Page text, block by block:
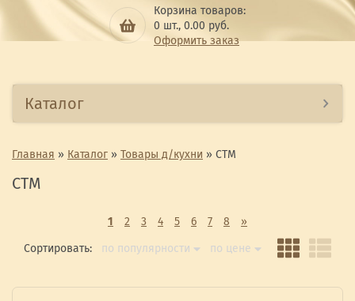
Корзина товаров:
0 шт., 0.00 руб.
Оформить заказ
Каталог
Главная » Каталог » Товары д/кухни » СТМ
СТМ
1 2 3 4 5 6 7 8
»
Сортировать:
по популярности по цене